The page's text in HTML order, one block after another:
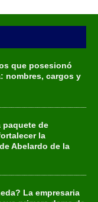
que posesionó
nombres, cargos y
paquete de
la
Abelardo de la
La empresaria